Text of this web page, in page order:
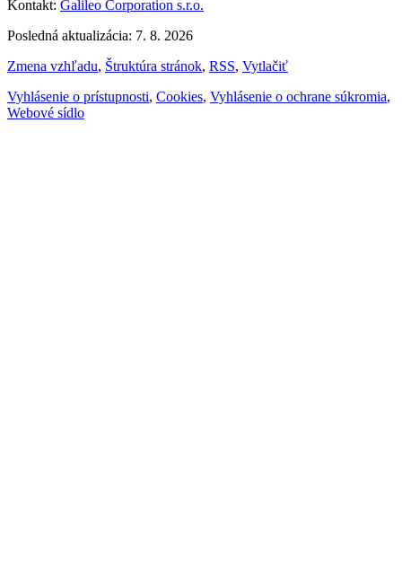
Kontakt: Galileo Corporation s.r.o.
Posledná aktualizácia: 7. 8. 2026
Zmena vzhľadu, Štruktúra stránok, RSS, Vytlačiť
Vyhlásenie o prístupnosti, Cookies, Vyhlásenie o ochrane súkromia,
Webové sídlo